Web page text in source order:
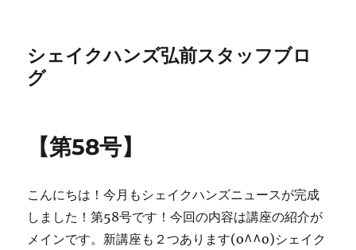
シェイクハンズ弘前スタッフブロ
グ
【第58号】
こんにちは！今月もシェイクハンズニュースが完成
しました！第58号です！今回の内容は講座の紹介が
メインです。新講座も２つあります(o^^o)シェイク